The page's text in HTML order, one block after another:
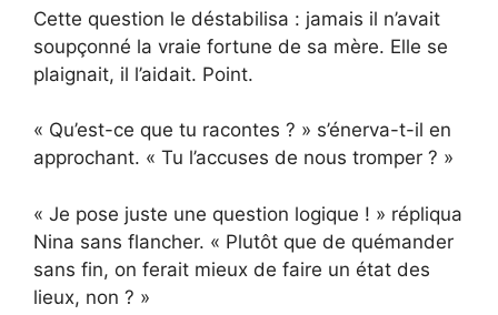
Cette question le déstabilisa : jamais il n’avait
soupçonné la vraie fortune de sa mère. Elle se
plaignait, il l’aidait. Point.
« Qu’est-ce que tu racontes ? » s’énerva-t-il en
approchant. « Tu l’accuses de nous tromper ? »
« Je pose juste une question logique ! » répliqua
Nina sans flancher. « Plutôt que de quémander
sans fin, on ferait mieux de faire un état des
lieux, non ? »